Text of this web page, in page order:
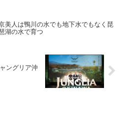
美人は鴨川の水でも地下水でもなく琵
湖の水で育つ
ングリア沖